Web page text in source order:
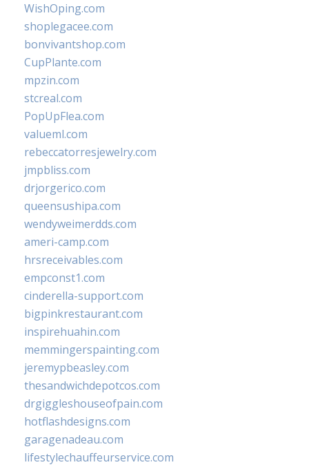
WishOping.com
shoplegacee.com
bonvivantshop.com
CupPlante.com
mpzin.com
stcreal.com
PopUpFlea.com
valueml.com
rebeccatorresjewelry.com
jmpbliss.com
drjorgerico.com
queensushipa.com
wendyweimerdds.com
ameri-camp.com
hrsreceivables.com
empconst1.com
cinderella-support.com
bigpinkrestaurant.com
inspirehuahin.com
memmingerspainting.com
jeremypbeasley.com
thesandwichdepotcos.com
drgiggleshouseofpain.com
hotflashdesigns.com
garagenadeau.com
lifestylechauffeurservice.com